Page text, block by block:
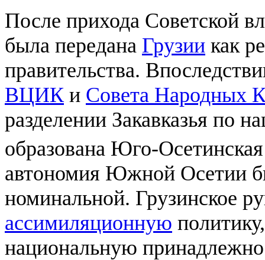
После прихода Советской
была передана Грузии как
правительства.
ВЦИКи Совета Народных
разделении Закавказья по
образована Юго-
автономия Южной Осетии
номинальной. Грузинское
ассимиляционную
национальную